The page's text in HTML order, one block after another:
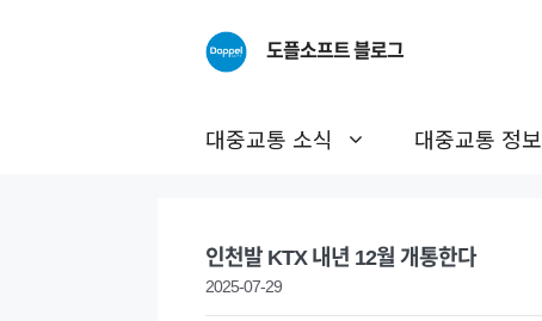
도플소프트 블로그
대중교통 소식 대중교통 정보
인천발 KTX 내년 12월 개통한다
2025-07-29